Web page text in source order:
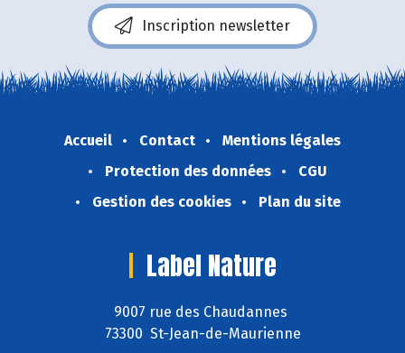
Inscription newsletter
Accueil Contact
Mentions légales
Protection des données
CGU
Gestion des cookies
Plan du site
Label Nature
9007 rue des Chaudannes
73300 St-Jean-de-Maurienne